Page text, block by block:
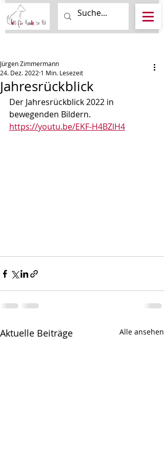
Jahresrückblick
Jürgen Zimmermann
24. Dez. 2022 1 Min. Lesezeit
Der Jahresrückblick 2022 in
bewegenden Bildern.
https://youtu.be/EKF-H4BZlH4
Aktuelle Beiträge Alle ansehen